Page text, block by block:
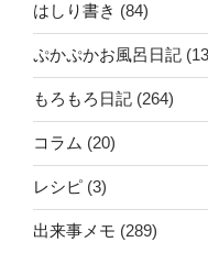
はしり書き (84)
ぷかぷかお風呂日記
もろもろ日記 (264)
コラム (20)
レシピ (3)
出来事メモ (289)